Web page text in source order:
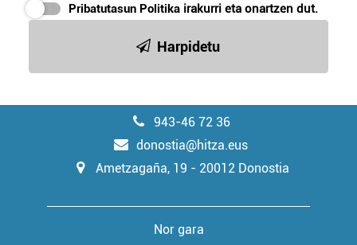
Pribatutasun Politika irakurri eta onartzen dut.
Harpidetu
943-46 72 36
donostia@hitza.eus
Ametzagaña, 19 - 20012 Donostia
Nor gara